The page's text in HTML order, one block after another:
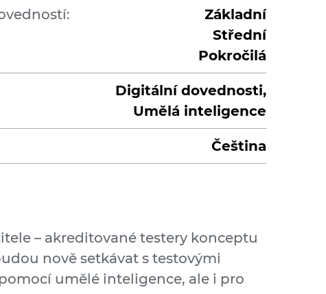
Základní
Střední
Pokročilá
Digitální dovednosti,
Umělá inteligence
Čeština
– akreditované testery konceptu
nově setkávat s testovými
umělé inteligence, ale i pro